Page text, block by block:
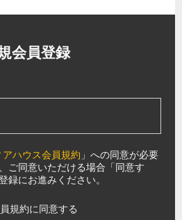
会員登録
ハウス会員規約 」への同意が必要
ご同意いただける場合「同意す
録にお進みください。
規約に同意する